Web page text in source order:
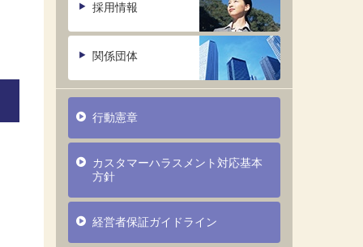
採用情報
関係団体
行動憲章
カスタマーハラスメント対応基本
方針
経営者保証ガイドライン